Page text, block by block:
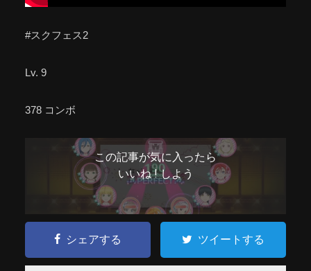
#スクフェス2
Lv. 9
378 コンボ
この記事が気に入ったら
いいね ! しよう
シェアする ツイートする